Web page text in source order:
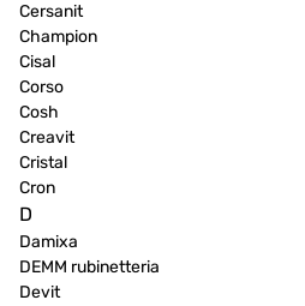
Cersanit
Champion
Cisal
Corso
Cosh
Creavit
Cristal
Cron
D
Damixa
DEMM rubinetteria
Devit